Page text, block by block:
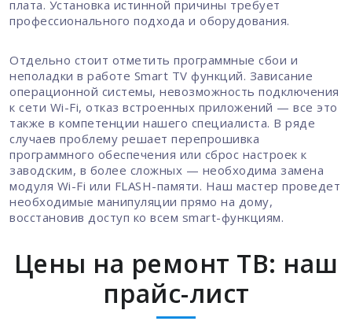
плата. Установка истинной причины требует
профессионального подхода и оборудования.
Отдельно стоит отметить программные сбои и
неполадки в работе Smart TV функций. Зависание
операционной системы, невозможность подключения
к сети Wi-Fi, отказ встроенных приложений — все это
также в компетенции нашего специалиста. В ряде
случаев проблему решает перепрошивка
программного обеспечения или сброс настроек к
заводским, в более сложных — необходима замена
модуля Wi-Fi или FLASH-памяти. Наш мастер проведет
необходимые манипуляции прямо на дому,
восстановив доступ ко всем smart-функциям.
Цены на ремонт ТВ: наш
прайс-лист